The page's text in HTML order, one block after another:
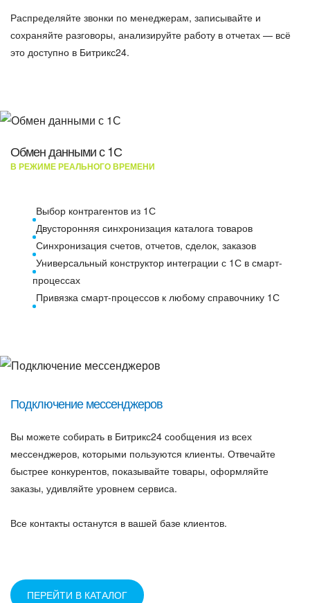
Распределяйте звонки по менеджерам, записывайте и
сохраняйте разговоры, анализируйте работу в отчетах — всё
это доступно в Битрикс24.
Обмен данными с 1С
В РЕЖИМЕ РЕАЛЬНОГО ВРЕМЕНИ
Выбор контрагентов из 1С
Двусторонняя синхронизация каталога товаров
Синхронизация счетов, отчетов, сделок, заказов
Универсальный конструктор интеграции с 1С в смарт-
процессах
Привязка смарт-процессов к любому справочнику 1С
Подключение мессенджеров
Вы можете собирать в Битрикс24 сообщения из всех
мессенджеров, которыми пользуются клиенты. Отвечайте
быстрее конкурентов, показывайте товары, оформляйте
заказы, удивляйте уровнем сервиса.
Все контакты останутся в вашей базе клиентов.
ПЕРЕЙТИ В КАТАЛОГ